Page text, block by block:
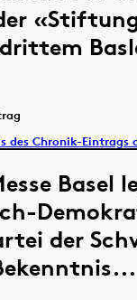
des Chronik-Eintrags
Basel
der